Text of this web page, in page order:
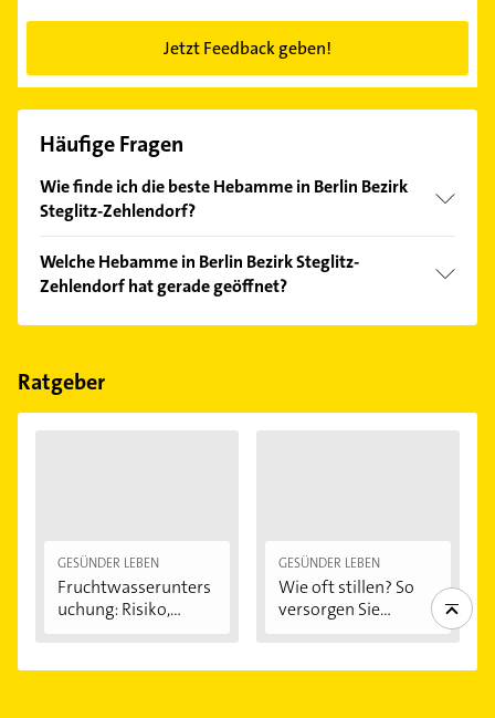
Jetzt Feedback geben!
Häufige Fragen
Wie finde ich die beste Hebamme in Berlin Bezirk
Steglitz-Zehlendorf?
Kundenmeinungen und profitieren Sie von den
Empfehlungen. Die Suchergebnisse können Sie sich
einfach nachBewertungensortiert anzeigen lassen.
Welche Hebamme in Berlin Bezirk Steglitz-
Zehlendorf hat gerade geöffnet?
Im Anbieter-Bereich finden Sie alleÖffnungszeiten.
Feiertagen abweichen können.
Ratgeber
GESÜNDER LEBEN
Fruchtwasserunters
uchung: Risiko,...
GESÜNDER LEBEN
Wie oft stillen? So
versorgen Sie...